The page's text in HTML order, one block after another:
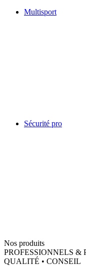
Multisport
Sécurité pro
Nos produits
PROFESSIONNELS &
QUALITÉ • CONSEIL